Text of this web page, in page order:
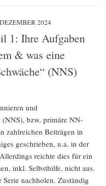
2024
1: Ihre Aufgaben
& was eine
(NNS)
und
(NNS), bzw. primäre NN-
zahlreichen Beiträgen in
geschrieben, u.a. in der
reichte dies für ein
inkl. Selbsthilfe, nicht aus.
nachholen. Zuständig